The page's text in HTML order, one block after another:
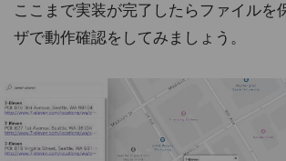
ここまで実装が完了したらファイルを
ザで動作確認をしてみましょう。